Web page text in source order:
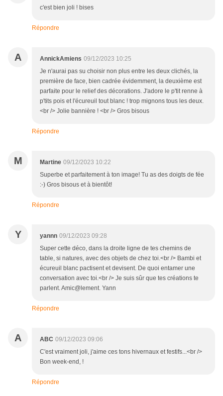
c'est bien joli ! bises
Répondre
A AnnickAmiens 09/12/2023 10:25
Je n'aurai pas su choisir non plus entre les deux clichés, la
première de face, bien cadrée évidemment, la deuxième est
parfaite pour le relief des décorations. J'adore le p'tit renne à
p'tits pois et l'écureuil tout blanc ! trop mignons tous les deux.
<br /> Jolie bannière ! <br /> Gros bisous
Répondre
M Martine 09/12/2023 10:22
Superbe et parfaitement à ton image! Tu as des doigts de fée
:-) Gros bisous et à bientôt!
Répondre
Y yannn 09/12/2023 09:28
Super cette déco, dans la droite ligne de tes chemins de
table, si natures, avec des objets de chez toi.<br /> Bambi et
écureuil blanc pactisent et devisent. De quoi entamer une
conversation avec toi.<br /> Je suis sûr que tes créations te
parlent. Amic@lement. Yann
Répondre
A ABC 09/12/2023 09:06
C'est vraiment joli, j'aime ces tons hivernaux et festifs...<br />
Bon week-end, !
Répondre